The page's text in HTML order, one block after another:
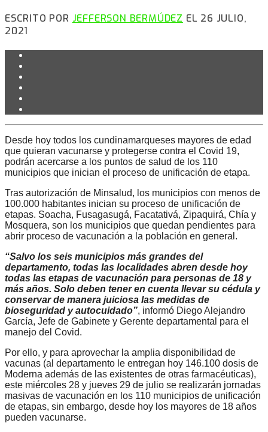
ESCRITO POR JEFFERSON BERMÚDEZ EL 26 JULIO,
2021
Desde hoy todos los cundinamarqueses mayores de edad
que quieran vacunarse y protegerse contra el Covid 19,
podrán acercarse a los puntos de salud de los 110
municipios que inician el proceso de unificación de etapa.
Tras autorización de Minsalud, los municipios con menos de
100.000 habitantes inician su proceso de unificación de
etapas. Soacha, Fusagasugá, Facatativá, Zipaquirá, Chía y
Mosquera, son los municipios que quedan pendientes para
abrir proceso de vacunación a la población en general.
“Salvo los seis municipios más grandes del
departamento, todas las localidades abren desde hoy
todas las etapas de vacunación para personas de 18 y
más años. Solo deben tener en cuenta llevar su cédula y
conservar de manera juiciosa las medidas de
bioseguridad y autocuidado”, informó Diego Alejandro
García, Jefe de Gabinete y Gerente departamental para el
manejo del Covid.
Por ello, y para aprovechar la amplia disponibilidad de
vacunas (al departamento le entregan hoy 146.100 dosis de
Moderna además de las existentes de otras farmacéuticas),
este miércoles 28 y jueves 29 de julio se realizarán jornadas
masivas de vacunación en los 110 municipios de unificación
de etapas, sin embargo, desde hoy los mayores de 18 años
pueden vacunarse.